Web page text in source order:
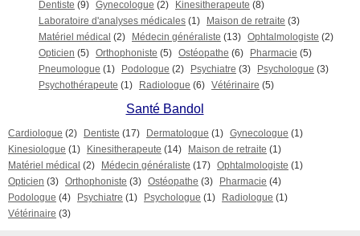
Dentiste (9) Gynecologue (2) Kinesitherapeute (8)
Laboratoire d'analyses médicales (1) Maison de retraite (3)
Matériel médical (2) Médecin généraliste (13) Ophtalmologiste (2)
Opticien (5) Orthophoniste (5) Ostéopathe (6) Pharmacie (5)
Pneumologue (1) Podologue (2) Psychiatre (3) Psychologue (3)
Psychothérapeute (1) Radiologue (6) Vétérinaire (5)
Santé Bandol
Cardiologue (2) Dentiste (17) Dermatologue (1) Gynecologue (1)
Kinesiologue (1) Kinesitherapeute (14) Maison de retraite (1)
Matériel médical (2) Médecin généraliste (17) Ophtalmologiste (1)
Opticien (3) Orthophoniste (3) Ostéopathe (3) Pharmacie (4)
Podologue (4) Psychiatre (1) Psychologue (1) Radiologue (1)
Vétérinaire (3)